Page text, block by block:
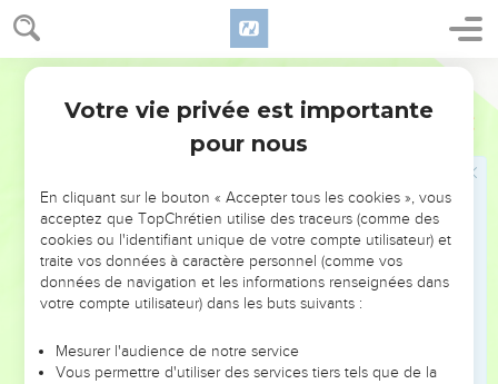
Jérémie 7
La vallée du massacre
29
hauteurs, et prononce une complainte ! Car l'Éternel rejette
Et repousse la génération qui a provoqué sa fureur.
Car les enfants de Juda ont fait ce qui est mal à mes yeux,
Dit l'Éternel ; Ils ont placé leurs abominations Dans la maison
sur laquelle mon nom est invoqué, Afin de la souiller.
Ils ont bâti des hauts lieux à Topheth dans la vallée de Ben
Hinnom, Pour brûler au feu leurs fils et leurs filles : Ce que je
n'avais point ordonné, Ce qui ne m'était point venu à la
C'est pourquoi voici, les jours viennent, dit l'Éternel, Où
Votre vie privée est importante
pour nous
En cliquant sur le bouton « Accepter tous les cookies », vous
acceptez que TopChrétien utilise des traceurs (comme des
cookies ou l'identifiant unique de votre compte utilisateur) et
traite vos données à caractère personnel (comme vos
données de navigation et les informations renseignées dans
votre compte utilisateur) dans les buts suivants :
Mesurer l'audience de notre service
Vous permettre d'utiliser des services tiers tels que de la